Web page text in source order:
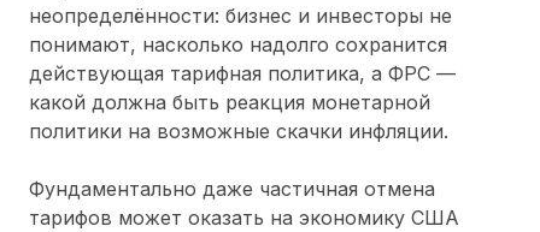
неопределённости: бизнес и инвесторы не
понимают, насколько надолго сохранится
действующая тарифная политика, а ФРС —
какой должна быть реакция монетарной
политики на возможные скачки инфляции.
Фундаментально даже частичная отмена
тарифов может оказать на экономику США